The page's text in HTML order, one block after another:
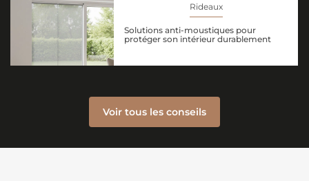
Rideaux
Solutions anti-moustiques pour
protéger son intérieur durablement
Voir tous les conseils